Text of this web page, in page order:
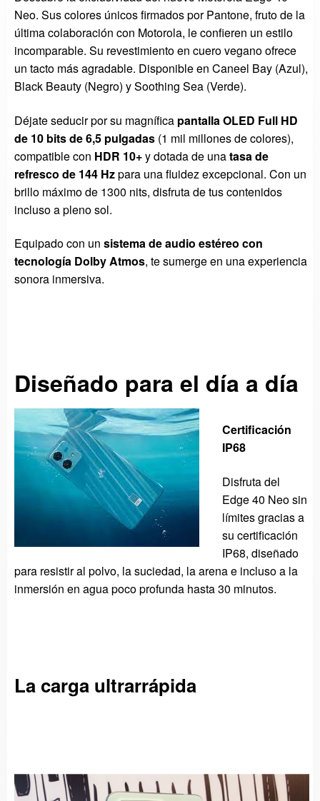
Neo. Sus colores únicos firmados por Pantone, fruto de la
última colaboración con Motorola, le confieren un estilo
incomparable. Su revestimiento en cuero vegano ofrece
un tacto más agradable. Disponible en Caneel Bay (Azul),
Black Beauty (Negro) y Soothing Sea (Verde).
Déjate seducir por su magnífica pantalla OLED Full HD
de 10 bits de 6,5 pulgadas (1 mil millones de colores),
compatible con HDR 10+y dotada de unatasa de
refresco de 144 Hzpara una fluidez excepcional. Con un
brillo máximo de 1300 nits, disfruta de tus contenidos
incluso a pleno sol.
Equipado con un sistema de audio estéreo con
tecnología Dolby Atmos, te sumerge en una experiencia
sonora inmersiva.
Diseñado para el día a día
Certificación
IP68
Disfruta del
Edge 40 Neo sin
límites gracias a
su certificación
IP68, diseñado
para resistir al polvo, la suciedad, la arena e incluso a la
inmersión en agua poco profunda hasta 30 minutos.
La carga ultrarrápida